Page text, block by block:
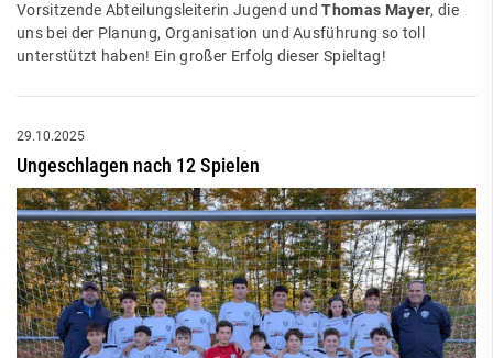
Vorsitzende Abteilungsleiterin Jugend undThomas Mayer, die
uns bei der Planung, Organisation und Ausführung so toll
unterstützt haben! Ein großer Erfolg dieser Spieltag!
29.10.2025
Ungeschlagen nach 12 Spielen